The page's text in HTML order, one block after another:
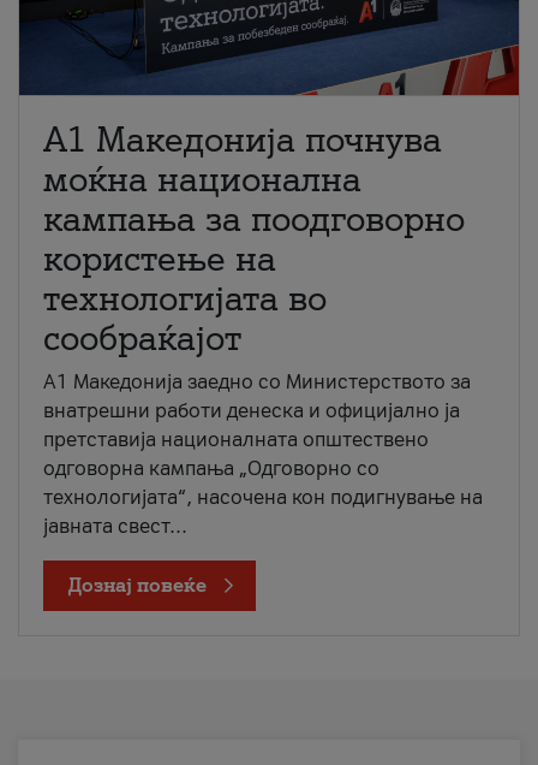
A1 Македонија почнува
моќна национална
кампања за поодговорно
користење на
технологијата во
сообраќајот
A1 Македонија заедно со Министерството за
внатрешни работи денеска и официјално ја
претставија националната општествено
одговорна кампања „Одговорно со
технологијата“, насочена кон подигнување на
јавната свест...
Дознај повеќе